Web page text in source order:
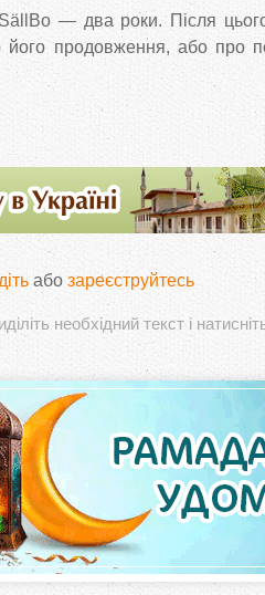
SällBo — два роки. Після
продовження, або про
або зареєструйтесь
необхідний текст і